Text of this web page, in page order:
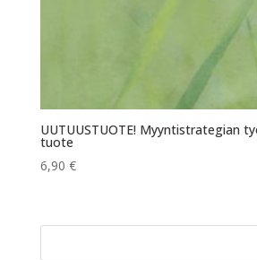
UUTUUSTUOTE! Myyntistrategian
tuote
6,90 €